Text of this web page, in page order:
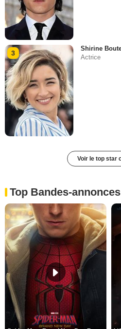
3
Shirine
Actrice
Voir le top star
Top Bandes-annonces